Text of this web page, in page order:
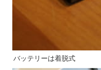
バッテリーは着脱式